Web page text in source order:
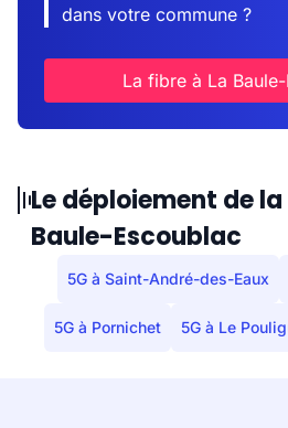
dans votre commune ?
La fibre à La
Le déploiement de la
Baule-Escoublac
5G à Saint-André-des-Eaux
5G à Pornichet 5G à Le